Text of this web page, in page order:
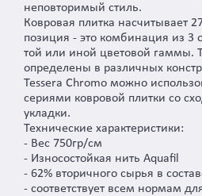
неповторимый стиль.
Ковровая плитка насчитывает
позиция - это комбинация из 3
той или иной цветовой гаммы.
определены в различных
Tessera Chromo можно
сериями ковровой плитки со
укладки.
Технические характеристики:
- Вес 750гр/см
- Износостойкая нить Aquafil
- 62% вторичного сырья в
- соответствует всем нормам